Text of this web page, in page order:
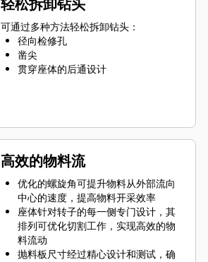
轻松拆卸钻头
可通过多种方法轻松拆卸钻头：
径向检修孔
凿尖
贯穿座体的后通设计
高效的物料流
优化的螺旋角可提升物料从外部流向
中心的速度，提高物料开采效率
座体针对转子的每一侧专门设计，其
排列可优化切割工作，实现高效的物
料流动
抛料板尺寸经过精心设计和测试，确